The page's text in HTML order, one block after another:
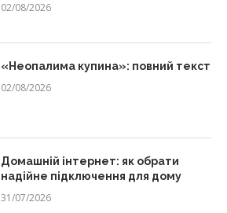
02/08/2026
«Неопалима купина»: повний текст
02/08/2026
Домашній інтернет: як обрати
надійне підключення для дому
31/07/2026